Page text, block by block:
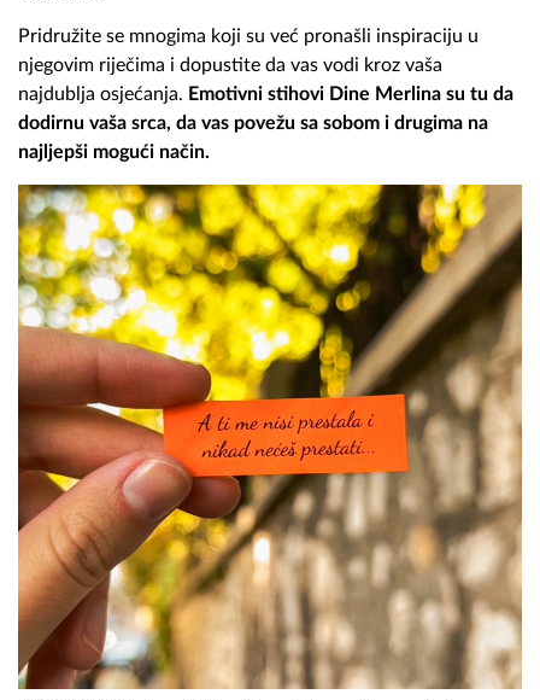
Pridružite se mnogima koji su već pronašli inspiraciju u
njegovim riječima i dopustite da vas vodi kroz vaša
najdublja osjećanja. Emotivni stihovi Dine Merlina su tu da
dodirnu vaša srca, da vas povežu sa sobom i drugima na
najljepši mogući način.